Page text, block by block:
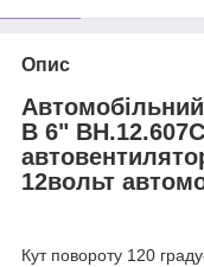
Опис
В 6"
12вольт
Кут повороту 120